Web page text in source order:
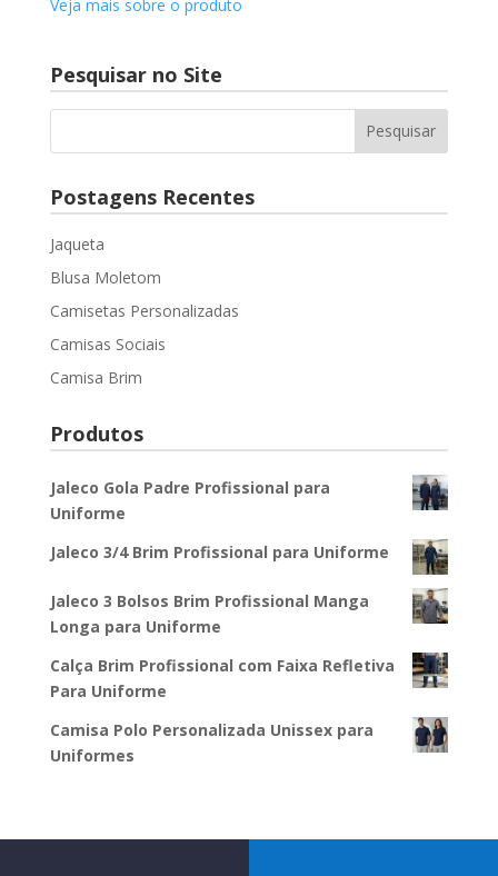
Veja mais sobre o produto
Pesquisar no Site
Postagens Recentes
Jaqueta
Blusa Moletom
Camisetas Personalizadas
Camisas Sociais
Camisa Brim
Produtos
Jaleco Gola Padre Profissional para
Uniforme
Jaleco 3/4 Brim Profissional para Uniforme
Jaleco 3 Bolsos Brim Profissional Manga
Longa para Uniforme
Calça Brim Profissional com Faixa Refletiva
Para Uniforme
Camisa Polo Personalizada Unissex para
Uniformes